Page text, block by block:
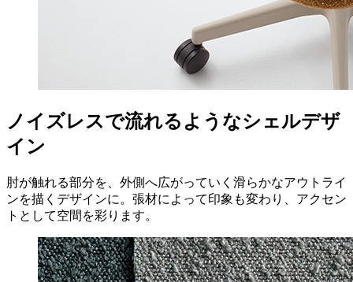
ノイズレスで流れるようなシェルデザ
イン
肘が触れる部分を、外側へ広がっていく滑らかなアウトライ
ンを描くデザインに。張材によって印象も変わり、アクセン
トとして空間を彩ります。